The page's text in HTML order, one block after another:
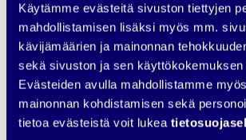
Käytämme evästeitä sivuston tiettyjen
mahdollistamisen lisäksi myös mm.
kävijämäärien ja mainonnan
sekä sivuston ja sen käyttökokemuksen
Evästeiden avulla mahdollistamme
mainonnan kohdistamisen sekä
tietoa evästeistä voit lukea
2.Selvitä hakijoiden
haun tarkoitus
Eri avainsanat edustavat erilaisia hakijoiden
tarkoitus tai ns. “search intent” vaihtelee
tunnistaa, haluavatko hakijat vain tietoa
vertailevatko he vaihtoehtoja (vertailuhaku),